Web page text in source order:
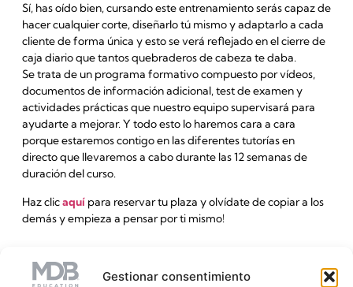
Gestionar consentimiento
Sí, has oído bien, cursando este entrenamiento serás capaz de
hacer cualquier corte, diseñarlo tú mismo y adaptarlo a cada
cliente de forma única y esto se verá reflejado en el cierre de
caja diario que tantos quebraderos de cabeza te daba.
Se trata de un programa formativo compuesto por vídeos,
documentos de información adicional, test de examen y
actividades prácticas que nuestro equipo supervisará para
ayudarte a mejorar. Y todo esto lo haremos cara a cara
porque estaremos contigo en las diferentes tutorías en
directo que llevaremos a cabo durante las 12 semanas de
duración del curso.
Haz clicaquípara reservar tu plaza y olvídate de copiar a los
demás y empieza a pensar por ti mismo!
SUSCRÍBETE A NUESTRA NEWSLETTER